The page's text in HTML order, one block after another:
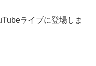
ライブに登場しま